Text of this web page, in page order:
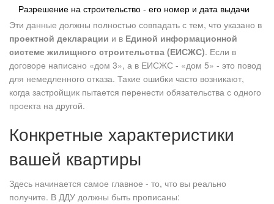
Разрешение на строительство - его номер и дата выдачи
Эти данные должны полностью совпадать с тем, что указано в
проектной декларации и в Единой информационной
системе жилищного строительства (ЕИСЖС). Если в
договоре написано «дом 3», а в ЕИСЖС - «дом 5» - это повод
для немедленного отказа. Такие ошибки часто возникают,
когда застройщик пытается перенести обязательства с одного
проекта на другой.
Конкретные характеристики
вашей квартиры
Здесь начинается самое главное - то, что вы реально
получите. В ДДУ должны быть прописаны: